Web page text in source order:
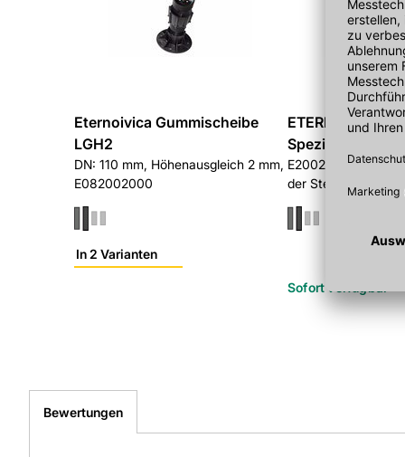
Eternoivica Gummischeibe
LGH2
DN: 110 mm, Höhenausgleich 2 mm,
E082002000
In 2 Varianten
ETERNOIVICA
Spezialschlüssel
E200250120, zur
der Stelzlager
Sofort verfügbar
Bewertungen